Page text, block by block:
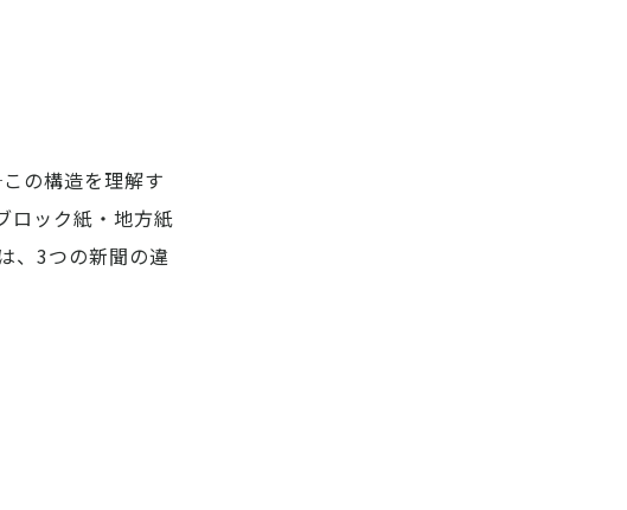
の構造を理解す
ロック紙・地方紙
、3つの新聞の違